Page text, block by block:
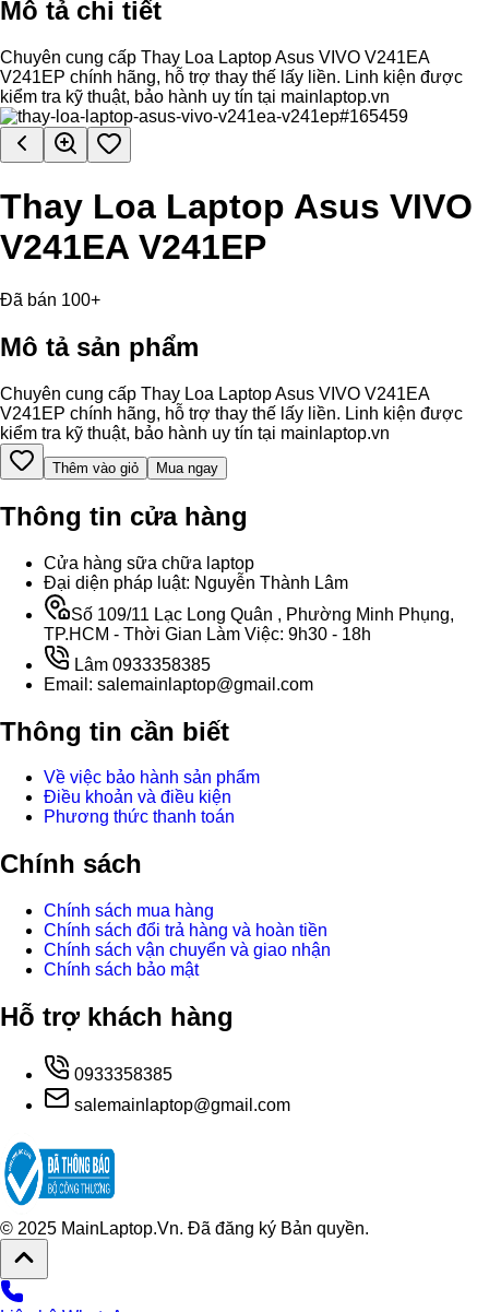
Mô tả chi tiết
Chuyên cung cấp Thay Loa Laptop Asus VIVO V241EA
V241EP chính hãng, hỗ trợ thay thế lấy liền. Linh kiện được
kiểm tra kỹ thuật, bảo hành uy tín tại mainlaptop.vn
Thay Loa Laptop Asus VIVO
V241EA V241EP
Đã bán 100+
Mô tả sản phẩm
Chuyên cung cấp Thay Loa Laptop Asus VIVO V241EA
V241EP chính hãng, hỗ trợ thay thế lấy liền. Linh kiện được
kiểm tra kỹ thuật, bảo hành uy tín tại mainlaptop.vn
Thêm vào giỏ Mua ngay
Thông tin cửa hàng
Cửa hàng sữa chữa laptop
Đại diện pháp luật: Nguyễn Thành Lâm
Số 109/11 Lạc Long Quân , Phường Minh Phụng,
TP.HCM - Thời Gian Làm Việc: 9h30 - 18h
Lâm 0933358385
Email: salemainlaptop@gmail.com
Thông tin cần biết
Về việc bảo hành sản phẩm
Điều khoản và điều kiện
Phương thức thanh toán
Chính sách
Chính sách mua hàng
Chính sách đổi trả hàng và hoàn tiền
Chính sách vận chuyển và giao nhận
Chính sách bảo mật
Hỗ trợ khách hàng
0933358385
salemainlaptop@gmail.com
© 2025 MainLaptop.Vn. Đã đăng ký Bản quyền.